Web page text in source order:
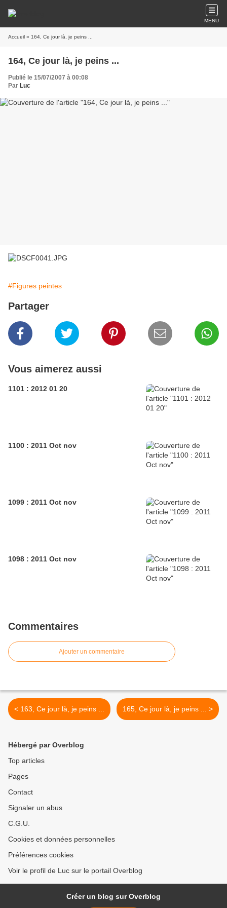
MENU
Accueil » 164, Ce jour là, je peins ...
164, Ce jour là, je peins ...
Publié le 15/07/2007 à 00:08
Par Luc
#Figures peintes
Partager
Vous aimerez aussi
1101 : 2012 01 20
1100 : 2011 Oct nov
1099 : 2011 Oct nov
1098 : 2011 Oct nov
Commentaires
Ajouter un commentaire
< 163, Ce jour là, je peins ... 165, Ce jour là, je peins ... >
Hébergé par Overblog
Top articles
Pages
Contact
Signaler un abus
C.G.U.
Cookies et données personnelles
Préférences cookies
Voir le profil de Luc sur le portail Overblog
Créer un blog sur Overblog